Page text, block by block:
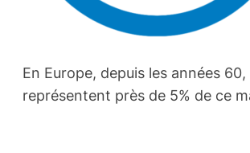
En Europe, depuis les années
représentent près de 5% de ce